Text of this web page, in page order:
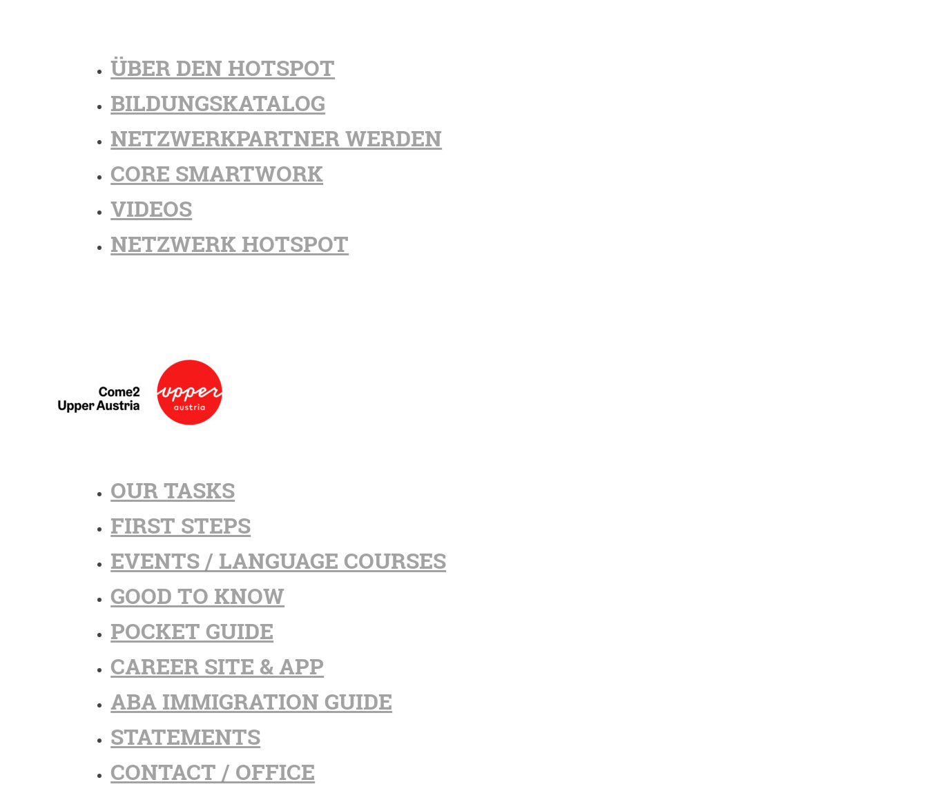
ÜBER DEN HOTSPOT
BILDUNGSKATALOG
NETZWERKPARTNER WERDEN
CORE SMARTWORK
VIDEOS
NETZWERK HOTSPOT
OUR TASKS
FIRST STEPS
EVENTS / LANGUAGE COURSES
GOOD TO KNOW
POCKET GUIDE
CAREER SITE & APP
ABA IMMIGRATION GUIDE
STATEMENTS
CONTACT / OFFICE